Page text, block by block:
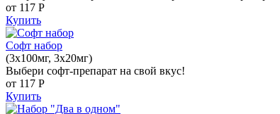
от 117 Р
Купить
Софт набор
(3x100мг, 3x20мг)
Выбери софт-препарат на свой вкус!
от 117 Р
Купить